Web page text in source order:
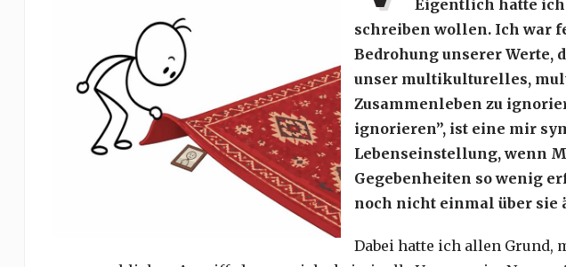
Eigentlich hatte
schreiben wollen. Ich war
Bedrohung unserer Werte,
unser multikulturelles,
Zusammenleben zu
ignorieren”, ist eine mir
Lebenseinstellung, wenn
Gegebenheiten so wenig
noch nicht einmal über sie
Dabei hatte ich allen Grund,